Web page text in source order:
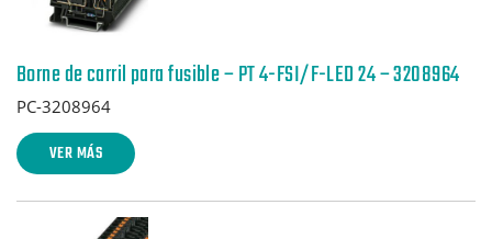
Borne de carril para fusible – PT 4-FSI/F-LED 24 – 3208964
PC-3208964
VER MÁS